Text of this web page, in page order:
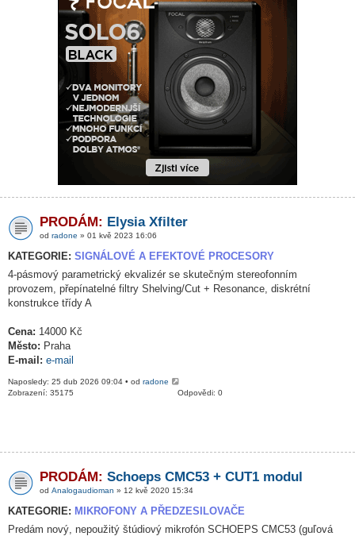
PRODÁM: Elysia Xfilter
od radone » 01 kvě 2023 16:06
KATEGORIE: SIGNÁLOVÉ A EFEKTOVÉ PROCESORY
4-pásmový parametrický ekvalizér se skutečným stereofonním
provozem, přepínatelné filtry Shelving/Cut + Resonance, diskrétní
konstrukce třídy A
Cena: 14000 Kč
Město: Praha
E-mail: e-mail
Naposledy: 25 dub 2026 09:04 • od radone
Odpovědi: 0
Zobrazení: 35175
PRODÁM: Schoeps CMC53 + CUT1 modul
od Analogaudioman » 12 kvě 2020 15:34
KATEGORIE: MIKROFONY A PŘEDZESILOVAČE
Predám nový, nepoužitý štúdiový mikrofón SCHOEPS CMC53 (guľová